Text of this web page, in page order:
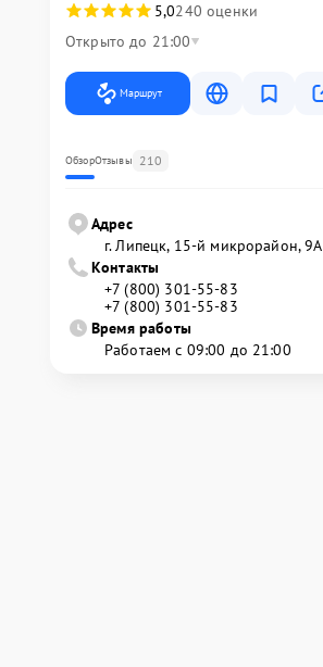
5,0240 оценки
Открыто до 21:00
Маршрут
ОбзорОтзывы 210
Адрес
г. Липецк, 15-й микрорайон, 9А
Контакты
+7 (800) 301-55-83
+7 (800) 301-55-83
Время работы
Работаем с 09:00 до 21:00